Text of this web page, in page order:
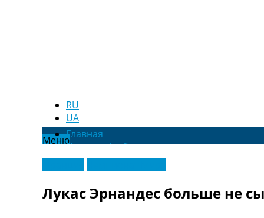
RU
UA
МенюГлавная
Новости футбола
Видео
Трансферы
Новости футбола Украины
Последние комментарии
Лукас Эрнандес больше не